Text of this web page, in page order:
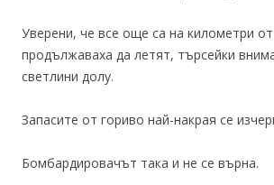
Уверени, че все още са на километри
продължаваха да летят, търсейки
светлини долу.
Запасите от гориво най-накрая се
Бомбардировачът така и не се върна.